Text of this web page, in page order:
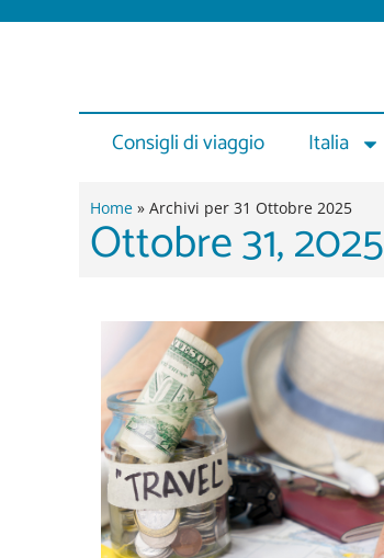
contenuto
Consigli di viaggio Italia
Home » Archivi per 31 Ottobre 2025
Ottobre 31, 2025